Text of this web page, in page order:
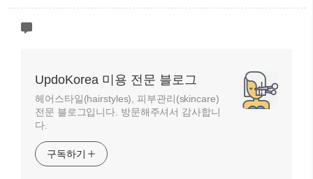
UpdoKorea 미용 전문 블로그
헤어스타일(hairstyles), 피부관리(skincare)
전문 블로그입니다. 방문해주셔서 감사합니
다.
구독하기